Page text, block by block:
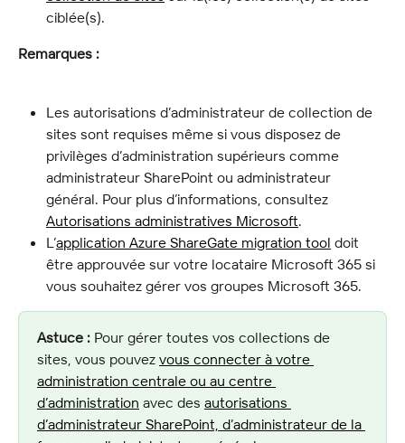
ciblée(s).
Remarques :
Les autorisations d’administrateur de collection de
sites sont requises même si vous disposez de
privilèges d’administration supérieurs comme
administrateur SharePoint ou administrateur
général. Pour plus d’informations, consultez
Autorisations administratives Microsoft.
L’application Azure ShareGate migration tool doit
être approuvée sur votre locataire Microsoft 365 si
vous souhaitez gérer vos groupes Microsoft 365.
Astuce : Pour gérer toutes vos collections de
sites, vous pouvez vous connecter à votre
administration centrale ou au centre
d’administration avec des autorisations
d’administrateur SharePoint, d’administrateur de la